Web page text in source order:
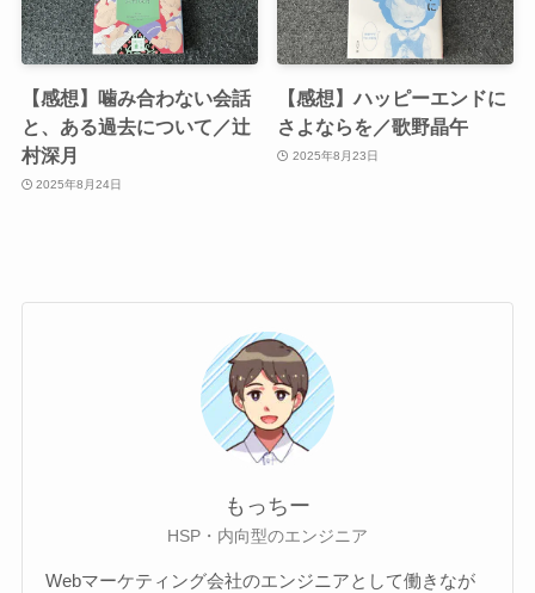
【感想】噛み合わない会話
と、ある過去について／辻
村深月
2025年8月24日
【感想】ハッピーエンドに
さよならを／歌野晶午
2025年8月23日
もっちー
HSP・内向型のエンジニア
Webマーケティング会社のエンジニアとして働きなが